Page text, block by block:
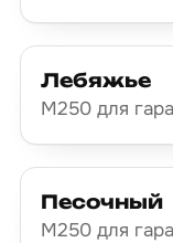
Лебяжье
М250 для
Песочный
М250 для